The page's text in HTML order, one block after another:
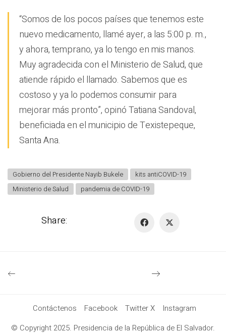
“Somos de los pocos países que tenemos este
nuevo medicamento, llamé ayer, a las 5:00 p. m.,
y ahora, temprano, ya lo tengo en mis manos.
Muy agradecida con el Ministerio de Salud, que
atiende rápido el llamado. Sabemos que es
costoso y ya lo podemos consumir para
mejorar más pronto”, opinó Tatiana Sandoval,
beneficiada en el municipio de Texistepeque,
Santa Ana.
Gobierno del Presidente Nayib Bukele
kits antiCOVID-19
Ministerio de Salud
pandemia de COVID-19
Share:
Contáctenos Facebook Twitter X
Instagram
© Copyright 2025. Presidencia de la República de El Salvador.